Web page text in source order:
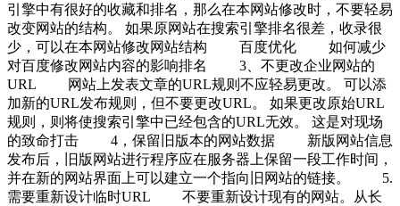
引擎中有很好的收藏和排名，那么在本网站修改时，不要轻易
改变网站的结构。 如果原网站在搜索引擎排名很差，收录很
少，可以在本网站修改网站结构 百度优化 如何减少
对百度修改网站内容的影响排名 3、不更改企业网站的
URL 网站上发表文章的URL规则不应轻易更改。 可以添
加新的URL发布规则，但不要更改URL。 如果更改原始URL
规则，则将使搜索引擎中已经包含的URL无效。 这是对现场
的致命打击 4，保留旧版本的网站数据 新版网站信息
发布后，旧版网站进行程序应在服务器上保留一段工作时间，
并在新的网站界面上可以建立一个指向旧网站的链接。 5.
需要重新设计临时URL 不要重新设计现有的网站。从长